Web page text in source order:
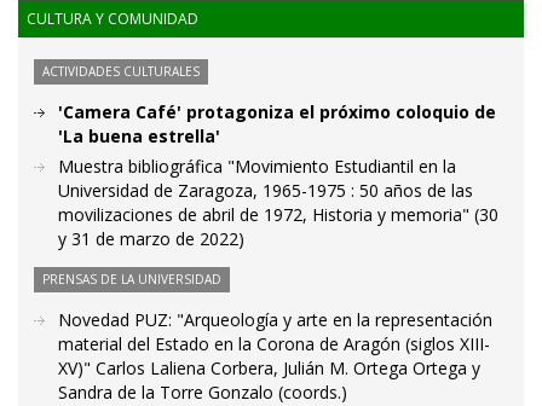
CULTURA Y COMUNIDAD
ACTIVIDADES CULTURALES
'Camera Café' protagoniza el próximo coloquio de
'La buena estrella'
Muestra bibliográfica "Movimiento Estudiantil en la
Universidad de Zaragoza, 1965-1975 : 50 años de las
movilizaciones de abril de 1972, Historia y memoria" (30
y 31 de marzo de 2022)
PRENSAS DE LA UNIVERSIDAD
Novedad PUZ: "Arqueología y arte en la representación
material del Estado en la Corona de Aragón (siglos XIII-
XV)" Carlos Laliena Corbera, Julián M. Ortega Ortega y
Sandra de la Torre Gonzalo (coords.)